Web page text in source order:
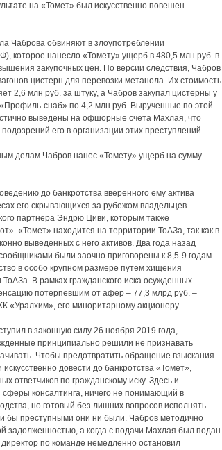
на «Томет» был искусственно повешен
Чаброва обвиняют в злоупотреблении
которое нанесло «Томету» ущерб в 480,5 млн руб. в
закупочных цен. По версии следствия, Чабров
цистерн для перевозки метанола. Их стоимость
2,6 млн руб. за штуку, а Чабров закупал цистерны у
снаб» по 4,2 млн руб. Вырученные по этой
выведены на офшорные счета Махлая, что
его в организации этих преступлений.
делам Чабров нанес «Томету» ущерб на сумму
до банкротства вверенного ему актива
его скрывающихся за рубежом владельцев –
партнера Эндрю Циви, которым также
«Томет» находится на территории ТоАЗа, так как в
выведенных с него активов. Два года назад
были заочно приговорены к 8,5-9 годам
в особо крупном размере путем хищения
ТоАЗа. В рамках гражданского иска осужденных
потерпевшим от афер – 77,3 млрд руб. –
«Уралхим», его миноритарному акционеру.
в законную силу 26 ноября 2019 года,
принципиально решили не признавать
Чтобы предотвратить обращение взыскания
довести до банкротства «Томет»,
ответчиков по гражданскому иску. Здесь и
консалтинга, ничего не понимающий в
но готовый без лишних вопросов исполнять
бы преступными они ни были. Чабров методично
задолженностью, а когда с подачи Махлая был подан
по команде немедленно остановил